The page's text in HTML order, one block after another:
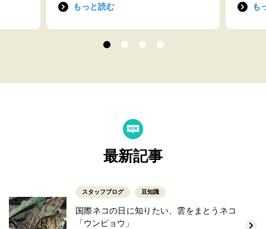
もっと読む も
最新記事
スタッフブログ 豆知識
国際ネコの日に知りたい、雲をまとうネコ
「ウンピョウ」